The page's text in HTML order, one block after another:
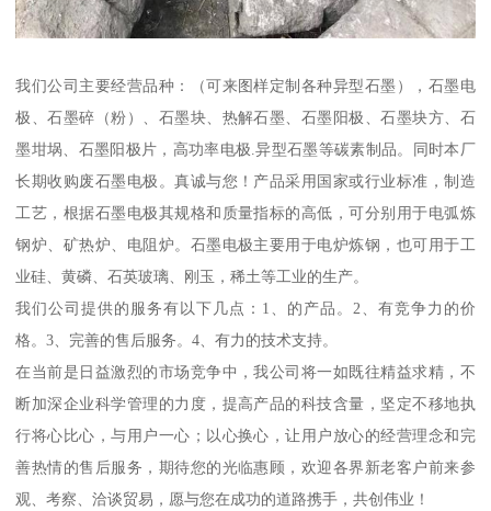
我们公司主要经营品种：（可来图样定制各种异型石墨），石墨电
极、石墨碎（粉）、石墨块、热解石墨、石墨阳极、石墨块方、石
墨坩埚、石墨阳极片，高功率电极.异型石墨等碳素制品。同时本厂
长期收购废石墨电极。真诚与您！产品采用国家或行业标准，制造
工艺，根据石墨电极其规格和质量指标的高低，可分别用于电弧炼
钢炉、矿热炉、电阻炉。石墨电极主要用于电炉炼钢，也可用于工
业硅、黄磷、石英玻璃、刚玉，稀土等工业的生产。
我们公司提供的服务有以下几点：1、的产品。2、有竞争力的价
格。3、完善的售后服务。4、有力的技术支持。
在当前是日益激烈的市场竞争中，我公司将一如既往精益求精，不
断加深企业科学管理的力度，提高产品的科技含量，坚定不移地执
行将心比心，与用户一心；以心换心，让用户放心的经营理念和完
善热情的售后服务，期待您的光临惠顾，欢迎各界新老客户前来参
观、考察、洽谈贸易，愿与您在成功的道路携手，共创伟业！